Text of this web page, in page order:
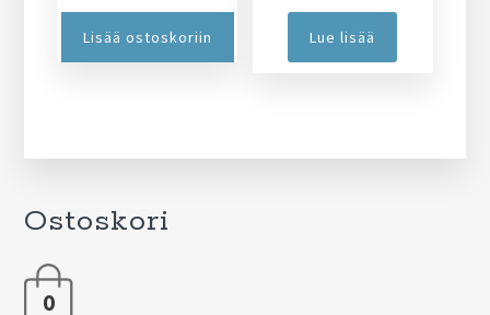
Lisää ostoskoriin Lue lisää
Ostoskori
0